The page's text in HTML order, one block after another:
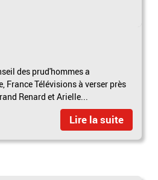
des prud'hommes a
France Télévisions à verser près
Renard et Arielle...
Lire la suite